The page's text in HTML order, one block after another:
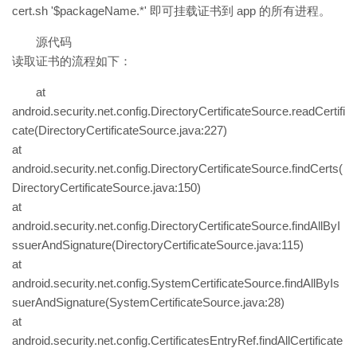
cert.sh '$packageName.*' 即可挂载证书到 app 的所有进程。
源代码
读取证书的流程如下：
at
android.security.net.config.DirectoryCertificateSource.readCertifi
cate(DirectoryCertificateSource.java:227)
at
android.security.net.config.DirectoryCertificateSource.findCerts(
DirectoryCertificateSource.java:150)
at
android.security.net.config.DirectoryCertificateSource.findAllByI
ssuerAndSignature(DirectoryCertificateSource.java:115)
at
android.security.net.config.SystemCertificateSource.findAllByIs
suerAndSignature(SystemCertificateSource.java:28)
at
android.security.net.config.CertificatesEntryRef.findAllCertificate